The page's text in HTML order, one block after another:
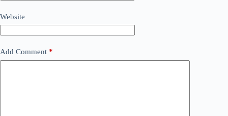
Website
Add Comment *